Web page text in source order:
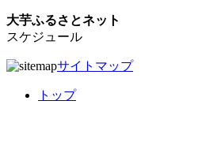
大芋ふるさとネット
スケジュール
サイトマップ
トップ